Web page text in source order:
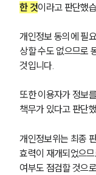
한 것이라고 판단했
개인정보 동의에 필
상할 수도 없으므로
것입니다.
또한 이용자가 정보
책무가 있다고 판단
개인정보위는 최종
효력이 재개되었으
여부도 점검할 것으